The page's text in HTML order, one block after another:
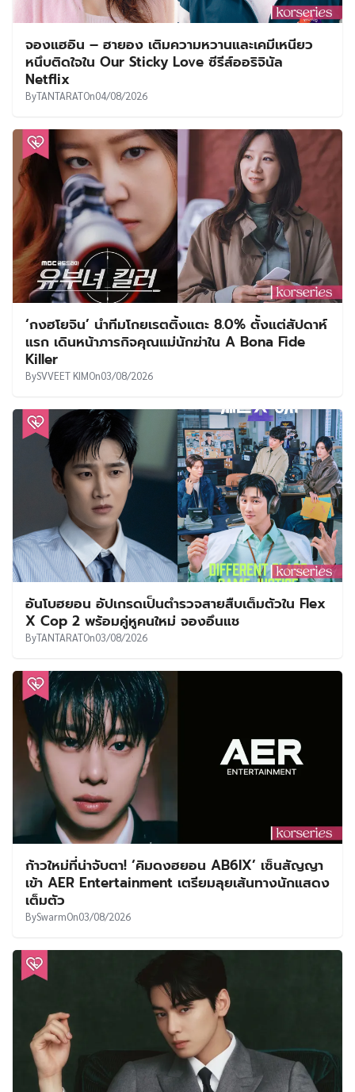
จองแฮอิน – ฮายอง เติมความหวานและเคมีเหนียว
หนึบติดใจใน Our Sticky Love ซีรีส์ออริจินัล
Netflix
ByTANTARATOn04/08/2026
‘กงฮโยจิน’ นำทีมโกยเรตติ้งแตะ 8.0% ตั้งแต่สัปดาห์
แรก เดินหน้าภารกิจคุณแม่นักฆ่าใน A Bona Fide
Killer
BySVVEET KIMOn03/08/2026
อันโบฮยอน อัปเกรดเป็นตำรวจสายสืบเต็มตัวใน Flex
X Cop 2 พร้อมคู่หูคนใหม่ จองอึนแช
ByTANTARATOn03/08/2026
ก้าวใหม่ที่น่าจับตา! ‘คิมดงฮยอน AB6IX’ เซ็นสัญญา
เข้า AER Entertainment เตรียมลุยเส้นทางนักแสดง
เต็มตัว
BySwarmOn03/08/2026